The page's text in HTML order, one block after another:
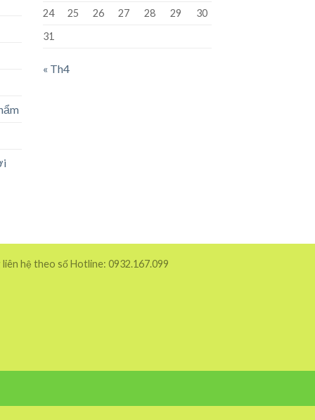
24
25 26 27 28 29
30
31
« Th4
hệ theo số Hotline: 0932.167.099